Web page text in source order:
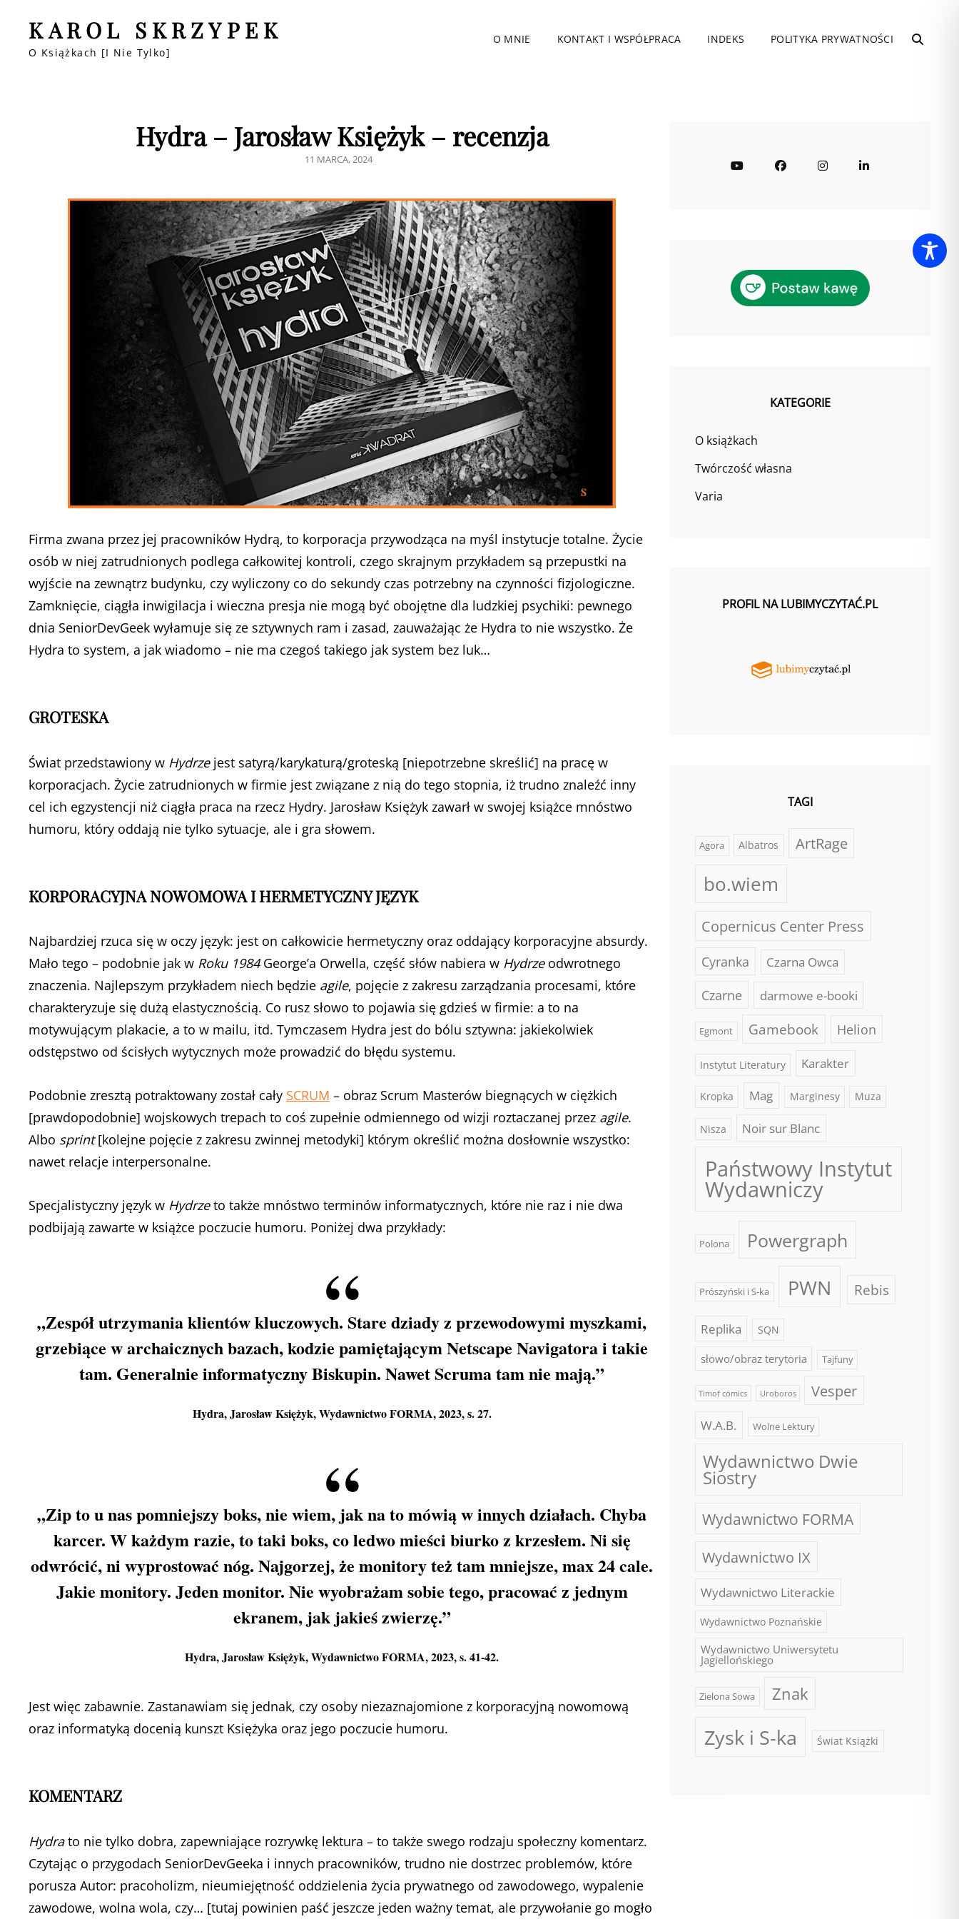
KAROL SKRZYPEK
O Książkach [i Nie Tylko]
O MNIE KONTAKT I WSPÓŁPRACA INDEKS POLITYKA PRYWATNOŚCI
Hydra – Jarosław Księżyk – recenzja
POSTED
11 MARCA, 2024
Firma zwana przez jej pracowników Hydrą, to korporacja przywodząca na myśl instytucje totalne. Życie
osób w niej zatrudnionych podlega całkowitej kontroli, czego skrajnym przykładem są przepustki na
wyjście na zewnątrz budynku, czy wyliczony co do sekundy czas potrzebny na czynności fizjologiczne.
Zamknięcie, ciągła inwigilacja i wieczna presja nie mogą być obojętne dla ludzkiej psychiki: pewnego
dnia SeniorDevGeek wyłamuje się ze sztywnych ram i zasad, zauważając że Hydra to nie wszystko. Że
Hydra to system, a jak wiadomo – nie ma czegoś takiego jak system bez luk…
GROTESKA
Świat przedstawiony w Hydrze jest satyrą/karykaturą/groteską [niepotrzebne skreślić] na pracę w
korporacjach. Życie zatrudnionych w firmie jest związane z nią do tego stopnia, iż trudno znaleźć inny
cel ich egzystencji niż ciągła praca na rzecz Hydry. Jarosław Księżyk zawarł w swojej książce mnóstwo
humoru, który oddają nie tylko sytuacje, ale i gra słowem.
KORPORACYJNA NOWOMOWA I HERMETYCZNY JĘZYK
Najbardziej rzuca się w oczy język: jest on całkowicie hermetyczny oraz oddający korporacyjne absurdy.
Mało tego – podobnie jak w Roku 1984George’a Orwella, część słów nabiera w Hydrze odwrotnego
znaczenia. Najlepszym przykładem niech będzie agile, pojęcie z zakresu zarządzania procesami, które
charakteryzuje się dużą elastycznością. Co rusz słowo to pojawia się gdzieś w firmie: a to na
motywującym plakacie, a to w mailu, itd. Tymczasem Hydra jest do bólu sztywna: jakiekolwiek
odstępstwo od ścisłych wytycznych może prowadzić do błędu systemu.
Podobnie zresztą potraktowany został cały SCRUM – obraz Scrum Masterów biegnących w ciężkich
[prawdopodobnie] wojskowych trepach to coś zupełnie odmiennego od wizji roztaczanej przez agile.
Albo sprint[kolejne pojęcie z zakresu zwinnej metodyki] którym określić można dosłownie wszystko:
nawet relacje interpersonalne.
Specjalistyczny język w Hydrzeto także mnóstwo terminów informatycznych, które nie raz i nie dwa
podbijają zawarte w książce poczucie humoru. Poniżej dwa przykłady:
„Zespół utrzymania klientów kluczowych. Stare dziady z przewodowymi myszkami,
grzebiące w archaicznych bazach, kodzie pamiętającym Netscape Navigatora i takie
tam. Generalnie informatyczny Biskupin. Nawet Scruma tam nie mają.”
Hydra, Jarosław Księżyk, Wydawnictwo FORMA, 2023, s. 27.
„Zip to u nas pomniejszy boks, nie wiem, jak na to mówią w innych działach. Chyba
karcer. W każdym razie, to taki boks, co ledwo mieści biurko z krzesłem. Ni się
odwrócić, ni wyprostować nóg. Najgorzej, że monitory też tam mniejsze, max 24 cale.
Jakie monitory. Jeden monitor. Nie wyobrażam sobie tego, pracować z jednym
ekranem, jak jakieś zwierzę.”
Hydra, Jarosław Księżyk, Wydawnictwo FORMA, 2023, s. 41-42.
Jest więc zabawnie. Zastanawiam się jednak, czy osoby niezaznajomione z korporacyjną nowomową
oraz informatyką docenią kunszt Księżyka oraz jego poczucie humoru.
KOMENTARZ
Hydrato nie tylko dobra, zapewniające rozrywkę lektura – to także swego rodzaju społeczny komentarz.
Czytając o przygodach SeniorDevGeeka i innych pracowników, trudno nie dostrzec problemów, które
porusza Autor: pracoholizm, nieumiejętność oddzielenia życia prywatnego od zawodowego, wypalenie
zawodowe, wolna wola, czy… [tutaj powinien paść jeszcze jeden ważny temat, ale przywołanie go mogło
YouTubeFacebookInstagramLinkedIn
KATEGORIE
O książkach
Twórczość własna
Varia
PROFIL NA LUBIMYCZYTAĆ.PL
TAGI
Agora Albatros ArtRage
bo.wiem
Copernicus Center Press
Cyranka Czarna Owca
Czarne darmowe e-booki
Egmont Gamebook Helion
Instytut Literatury Karakter
Kropka Mag Marginesy Muza
Nisza Noir sur Blanc
Państwowy Instytut
Wydawniczy
Polona Powergraph
Prószyński i S-ka PWN Rebis
Replika SQN
słowo/obraz terytoria Tajfuny
Timof comics Uroboros Vesper
W.A.B. Wolne Lektury
Wydawnictwo Dwie
Siostry
Wydawnictwo FORMA
Wydawnictwo IX
Wydawnictwo Literackie
Wydawnictwo Poznańskie
Wydawnictwo Uniwersytetu
Jagiellońskiego
Zielona Sowa Znak
Zysk i S-ka Świat Książki